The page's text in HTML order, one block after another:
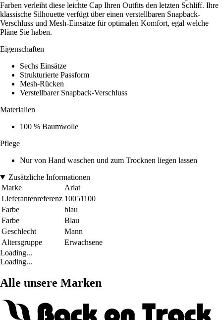
Farben verleiht diese leichte Cap Ihren Outfits den letzten Schliff. Ihre
klassische Silhouette verfügt über einen verstellbaren Snapback-
Verschluss und Mesh-Einsätze für optimalen Komfort, egal welche
Pläne Sie haben.
Eigenschaften
Sechs Einsätze
Strukturierte Passform
Mesh-Rücken
Verstellbarer Snapback-Verschluss
Materialien
100 % Baumwolle
Pflege
Nur von Hand waschen und zum Trocknen liegen lassen
Zusätzliche Informationen
Marke
Ariat
Lieferantenreferenz 10051100
Farbe
blau
Farbe
Blau
Geschlecht
Mann
Altersgruppe
Erwachsene
Loading...
Loading...
Alle unsere Marken